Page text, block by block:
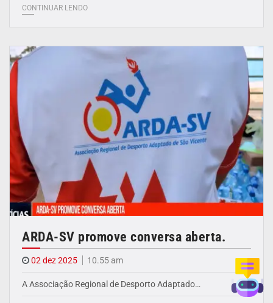
CONTINUAR LENDO
ARDA-SV promove conversa aberta.
02 dez 2025 10.55 am
A Associação Regional de Desporto Adaptado…